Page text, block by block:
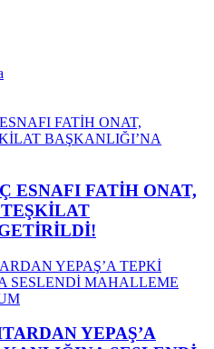
ESNAFI FATİH ONAT,
YEPAŞ’A